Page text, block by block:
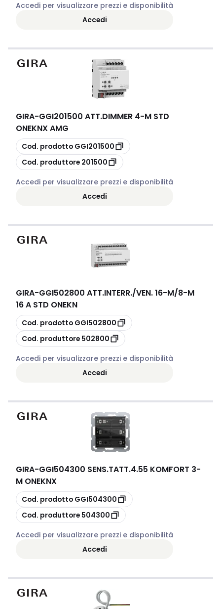
Accedi per visualizzare prezzi e disponibilità
Accedi
GIRA-GGI201500 ATT.DIMMER 4-M STD
ONEKNX AMG
copia
Cod. prodotto GGI201500
copia
Cod. produttore 201500
Accedi per visualizzare prezzi e disponibilità
Accedi
GIRA-GGI502800 ATT.INTERR./VEN. 16-M/8-M
16 A STD ONEKN
copia
Cod. prodotto GGI502800
copia
Cod. produttore 502800
Accedi per visualizzare prezzi e disponibilità
Accedi
GIRA-GGI504300 SENS.TATT.4.55 KOMFORT 3-
M ONEKNX
copia
Cod. prodotto GGI504300
copia
Cod. produttore 504300
Accedi per visualizzare prezzi e disponibilità
Accedi